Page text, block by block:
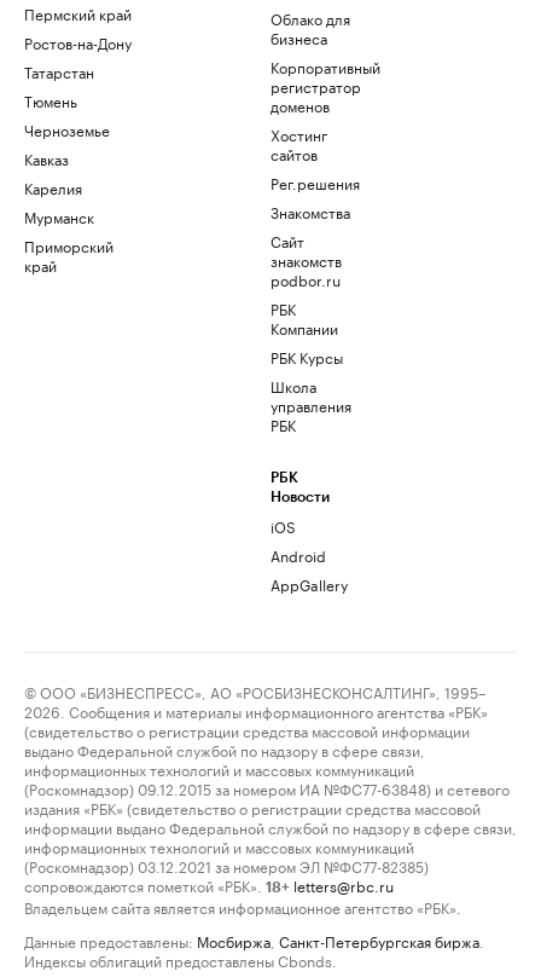
Пермский край
Ростов-на-Дону
Татарстан
Тюмень
Черноземье
Кавказ
Карелия
Мурманск
Приморский
край
Облако для
бизнеса
Корпоративный
регистратор
доменов
Хостинг
сайтов
Рег.решения
Знакомства
Сайт
знакомств
podbor.ru
РБК
Компании
РБК Курсы
Школа
управления
РБК
РБК
Новости
iOS
Android
AppGallery
© ООО «БИЗНЕСПРЕСС», АО «РОСБИЗНЕСКОНСАЛТИНГ», 1995–
2026. Сообщения и материалы информационного агентства «РБК»
(свидетельство о регистрации средства массовой информации
выдано Федеральной службой по надзору в сфере связи,
информационных технологий и массовых коммуникаций
(Роскомнадзор) 09.12.2015 за номером ИА №ФС77-63848) и сетевого
издания «РБК» (свидетельство о регистрации средства массовой
информации выдано Федеральной службой по надзору в сфере связи,
информационных технологий и массовых коммуникаций
(Роскомнадзор) 03.12.2021 за номером ЭЛ №ФС77-82385)
сопровождаются пометкой «РБК».
18+ letters@rbc.ru
Владельцем сайта является информационное агентство «РБК».
Данные предоставлены: Мосбиржа Санкт-Петербургская биржа
Индексы облигаций предоставлены Cbonds.